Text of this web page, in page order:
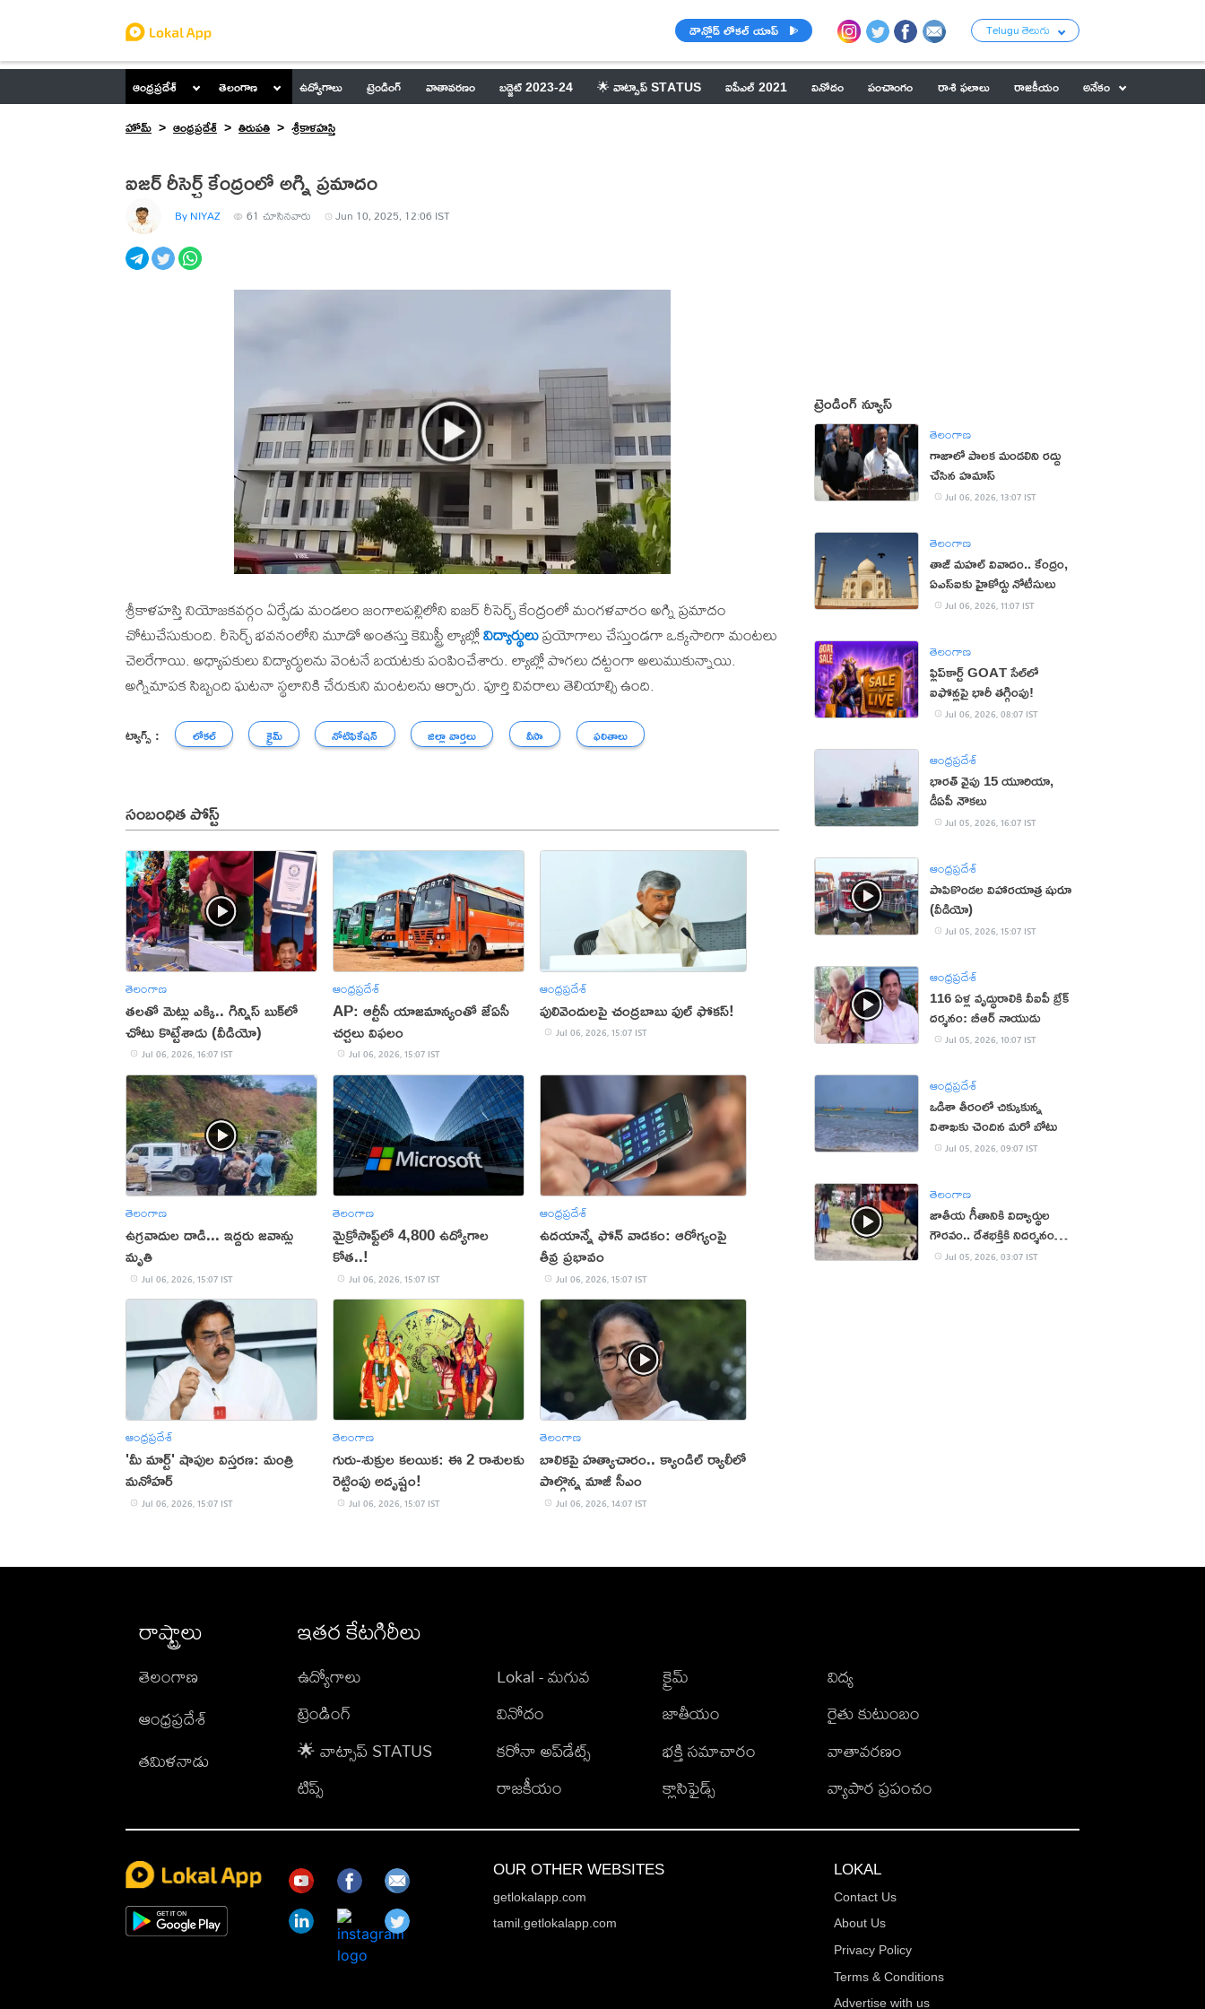
డౌన్లోడ్ లోకల్ యాప్ Telugu తెలుగు
ఆంధ్రప్రదేశ్ తెలంగాణ ఉద్యోగాలు ట్రెండింగ్ వాతావరణం బడ్జెట్ 2023-24 🌟 వాట్సాప్ STATUS ఐపీఎల్ 2021 వినోదం పంచాంగం రాశి ఫలాలు రాజకీయం
అనేకం
హోమ్
ఆంధ్రప్రదేశ్ తిరుపతి శ్రీకాళహస్తి
ఐజర్ రీసెర్చ్ కేంద్రంలో అగ్ని ప్రమాదం
By NIYAZ 61 చూసినవారు Jun 10, 2025, 12:06 IST
శ్రీకాళహస్తి నియోజకవర్గం ఏర్పేడు మండలం జంగాలపల్లిలోని ఐజర్ రీసెర్చ్ కేంద్రంలో మంగళవారం అగ్ని ప్రమాదం
చోటుచేసుకుంది. రీసెర్చ్ భవనంలోని మూడో అంతస్తు కెమిస్ట్రీ ల్యాబ్లోవిద్యార్థులుప్రయోగాలు చేస్తుండగా ఒక్కసారిగా మంటలు
చెలరేగాయి. అధ్యాపకులు విద్యార్థులను వెంటనే బయటకు పంపించేశారు. ల్యాబ్లో పొగలు దట్టంగా అలుముకున్నాయి.
అగ్నిమాపక సిబ్బంది ఘటనా స్థలానికి చేరుకుని మంటలను ఆర్పారు. పూర్తి వివరాలు తెలియాల్సి ఉంది.
ట్యాగ్స్ : లోకల్ క్రైమ్ నోటిఫికేషన్ జిల్లా వార్తలు వీసా ఫలితాలు
సంబంధిత పోస్ట్
తెలంగాణ
తలతో మెట్లు ఎక్కి.. గిన్నిస్ బుక్‌లో
చోటు కొట్టేశాడు (వీడియో)
Jul 06, 2026, 16:07 IST
ఆంధ్రప్రదేశ్
AP: ఆర్టీసీ యాజమాన్యంతో జేఏసీ
చర్చలు విఫలం
Jul 06, 2026, 15:07 IST
ఆంధ్రప్రదేశ్
పులివెందులపై చంద్రబాబు ఫుల్ ఫోకస్!
Jul 06, 2026, 15:07 IST
తెలంగాణ
ఉగ్రవాదుల దాడి... ఇద్దరు జవాన్లు
మృతి
Jul 06, 2026, 15:07 IST
తెలంగాణ
మైక్రోసాఫ్ట్‌లో 4,800 ఉద్యోగాల
కోత..!
Jul 06, 2026, 15:07 IST
ఆంధ్రప్రదేశ్
ఉదయాన్నే ఫోన్ వాడకం: ఆరోగ్యంపై
తీవ్ర ప్రభావం
Jul 06, 2026, 15:07 IST
ఆంధ్రప్రదేశ్
'మీ మార్ట్' షాపుల విస్తరణ: మంత్రి
మనోహర్
Jul 06, 2026, 15:07 IST
తెలంగాణ
గురు-శుక్రుల కలయిక: ఈ 2 రాశులకు
రెట్టింపు అదృష్టం!
Jul 06, 2026, 15:07 IST
తెలంగాణ
బాలికపై హత్యాచారం.. క్యాండిల్ ర్యాలీలో
పాల్గొన్న మాజీ సీఎం
Jul 06, 2026, 14:07 IST
ట్రెండింగ్ న్యూస్
తెలంగాణ
గాజాలో పాలక మండలిని రద్దు
చేసిన హమాస్‌
Jul 06, 2026, 13:07 IST
తెలంగాణ
తాజ్ మహల్ వివాదం.. కేంద్రం,
ఏఎస్ఐకు హైకోర్టు నోటీసులు
Jul 06, 2026, 11:07 IST
తెలంగాణ
ఫ్లిప్‌కార్ట్ GOAT సేల్‌లో
ఐఫోన్లపై భారీ తగ్గింపు!
Jul 06, 2026, 08:07 IST
ఆంధ్రప్రదేశ్
భారత్ వైపు 15 యూరియా,
డీఏపీ నౌకలు
Jul 05, 2026, 16:07 IST
ఆంధ్రప్రదేశ్
పాపికొండల విహారయాత్ర షురూ
(వీడియో)
Jul 05, 2026, 15:07 IST
ఆంధ్రప్రదేశ్
116 ఏళ్ల వృద్ధురాలికి వీఐపీ బ్రేక్
దర్శనం: బీఆర్ నాయుడు
Jul 05, 2026, 10:07 IST
ఆంధ్రప్రదేశ్
ఒడిశా తీరంలో చిక్కుకున్న
విశాఖకు చెందిన మరో బోటు
Jul 05, 2026, 09:07 IST
తెలంగాణ
జాతీయ గీతానికి విద్యార్థుల
గౌరవం.. దేశభక్తికి నిదర్శనం
(వీడియో)
Jul 05, 2026, 03:07 IST
రాష్ట్రాలు
తెలంగాణ
ఆంధ్రప్రదేశ్
తమిళనాడు
ఇతర కేటగిరీలు
ఉద్యోగాలు
ట్రెండింగ్
🌟 వాట్సాప్ STATUS
టిప్స్
Lokal - మగువ
వినోదం
కరోనా అప్‌డేట్స్
రాజకీయం
క్రైమ్
జాతీయం
భక్తి సమాచారం
క్లాసిఫైడ్స్
విద్య
రైతు కుటుంబం
వాతావరణం
వ్యాపార ప్రపంచం
OUR OTHER WEBSITES
getlokalapp.com
tamil.getlokalapp.com
LOKAL
Contact Us
About Us
Privacy Policy
Terms & Conditions
Advertise with us